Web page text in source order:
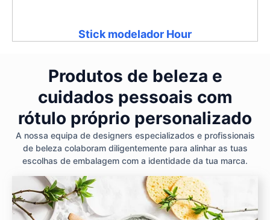
Stick modelador Hour
Produtos de beleza e
cuidados pessoais com
rótulo próprio personalizado
A nossa equipa de designers especializados e profissionais
de beleza colaboram diligentemente para alinhar as tuas
escolhas de embalagem com a identidade da tua marca.